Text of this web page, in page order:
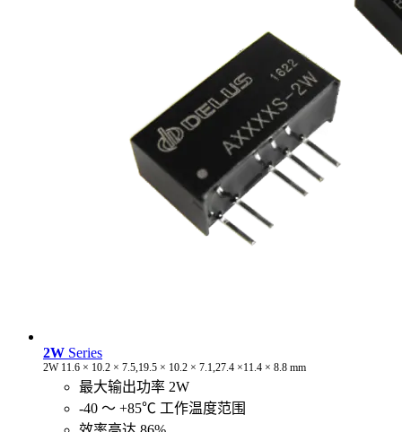
2W Series
2W 11.6 × 10.2 × 7.5,19.5 × 10.2 × 7.1,27.4 ×11.4 × 8.8 mm
最大输出功率 2W
-40 ～ +85℃ 工作温度范围